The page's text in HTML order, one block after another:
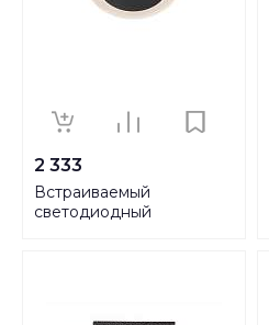
2 333
Встраиваемый
светодиодный